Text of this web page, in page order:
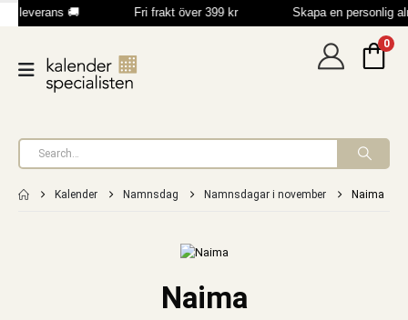
leverans 🚚 Fri frakt över 399 kr Skapa en personlig
0
Kalender Namnsdag Namnsdagar i november Naima
Naima